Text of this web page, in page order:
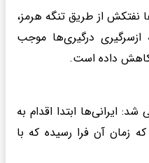
نفتکش از طریق تنگه هرمز،
ازسرگیری درگیری‌ها موجب
داده است.
ایرانی‌ها ابتدا اقدام به
زمان آن فرا رسیده که با